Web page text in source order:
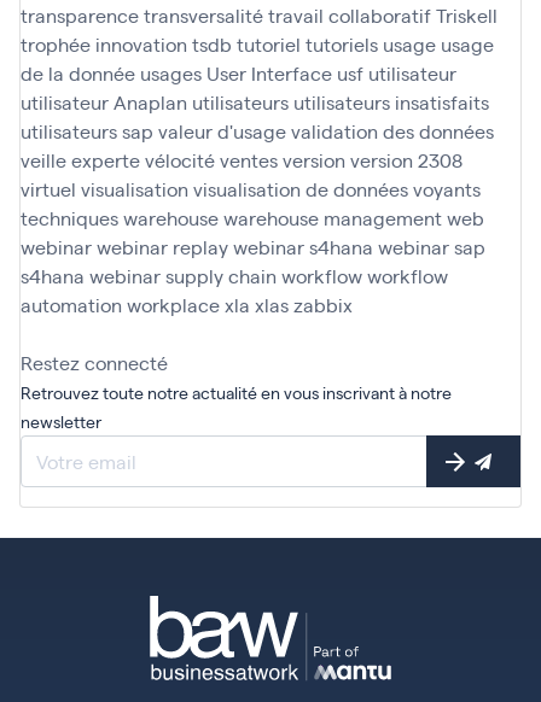
transparencetransversalitétravail collaboratifTriskell
trophée innovation tsdb tutoriel tutoriels usage usage
de la donnée usages User Interface usf utilisateur
utilisateur Anaplan utilisateurs utilisateurs insatisfaits
utilisateurs sap valeur d'usagevalidation des données
veille expertevélocitéventesversion version 2308
virtuel visualisation visualisation de donnéesvoyants
techniqueswarehousewarehouse managementweb
webinarwebinar replaywebinar s4hana webinar sap
s4hana webinar supply chain workflowworkflow
automation workplacexla xlaszabbix
Restez connecté
Retrouvez toute notre actualité en vous inscrivant à notre
newsletter